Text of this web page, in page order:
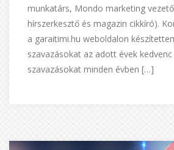
munkatárs, Mondo marketing
hírszerkesztő és magazin cikkíró).
a garaitimi.hu weboldalon
szavazásokat az adott évek
szavazásokat minden évben […]